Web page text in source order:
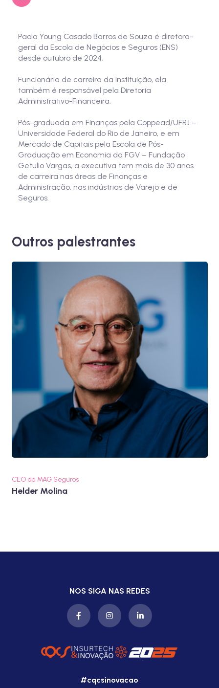
Paola Young Casado Barros de Souza é diretora-
geral da Escola de Negócios e Seguros (ENS)
desde outubro de 2024.
Funcionária de carreira da Instituição, ela
também é responsável pela Diretoria
Administrativo-Financeira.
Pós-graduada em Finanças pela Coppead/UFRJ –
Universidade Federal do Rio de Janeiro, e em
Mercado de Capitais pela Escola de Pós-
Graduação em Economia da FGV – Fundação
Getulio Vargas, a executiva tem mais de 30 anos
de carreira nas áreas de Finanças e
Administração, nas indústrias de Varejo e de
Seguros.
Outros palestrantes
CEO da MAG Seguros
Helder Molina
NOS SIGA NAS REDES
#cqcsinovacao